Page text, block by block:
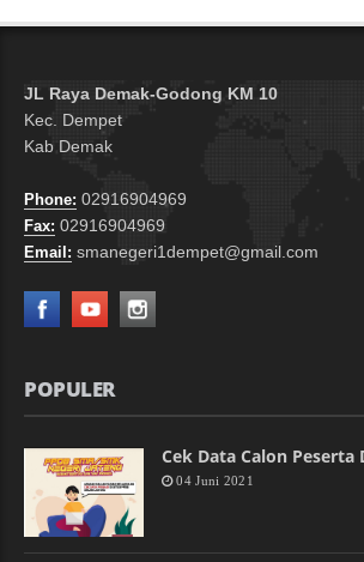
JL Raya Demak-Godong KM 10
Kec. Dempet
Kab Demak
Phone: 02916904969
Fax: 02916904969
Email: smanegeri1dempet@gmail.com
POPULER
Cek Data Calon Peserta
04 Juni 2021